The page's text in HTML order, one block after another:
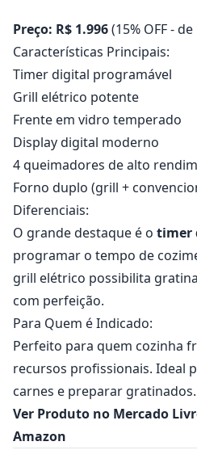
Preço: R$ 1.996(15% OFF -
Características Principais:
Timer digital programável
Grill elétrico potente
Frente em vidro temperado
Display digital moderno
4 queimadores de alto
Forno duplo (grill +
Diferenciais:
O grande destaque é o timer
programar o tempo de
grill elétrico possibilita
com perfeição.
Para Quem é Indicado:
Perfeito para quem cozinha
recursos profissionais. Ideal
carnes e preparar gratinados.
Ver Produto no Mercado
Amazon